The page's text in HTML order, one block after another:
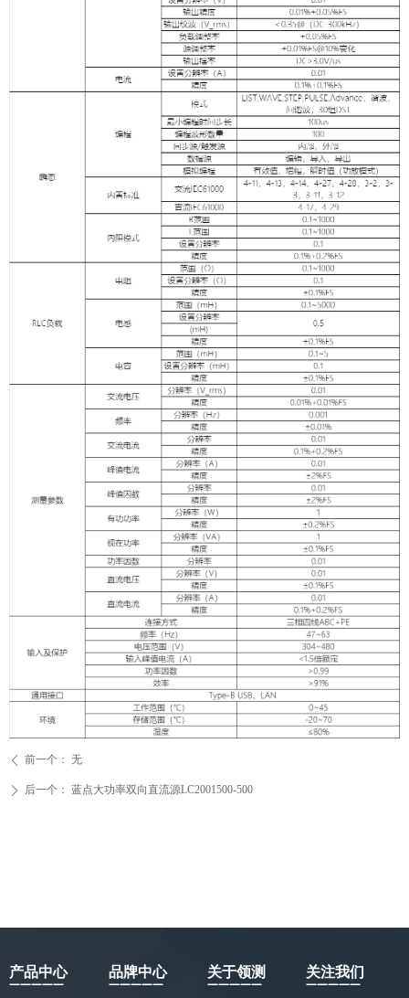
ꄴ 前一个： 无
ꄲ 后一个： 蓝点大功率双向直流源LC2001500-500
关于领测
—————
产品中心
—————
品牌中心
—————
关注我们
—————